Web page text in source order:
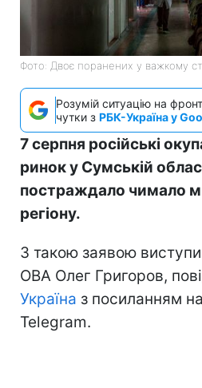
Фото: Двоє поранених у важкому
Розумій ситуацію на
чутки з РБК-Україна у
7 серпня російські
ринок у Сумській
постраждало чимало
регіону.
З такою заявою
ОВА Олег Григоров,
Україна з посиланням
Telegram.